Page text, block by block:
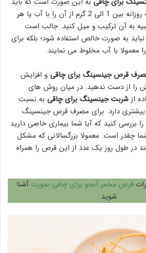
در طی 3 ماه به صورت روزانه بین 1 الی 2 گرم از آن را با آب یا هر
به آن ترکیب و میل کنید. جالب است
به صورت خالص استفاده شود؛ بلکه برای
معمولا با آب مخلوط می نمایند.
قرص جینسینگ برای چاقی و افزایش
را از دست ندهید. در میان روش های
از شربت جینسینگ برای چاقی به نسبت
بیشتری دارد. برای مصرف قرص جینسینگ
بررسی کنید که آیا شما بیماری خاصی دارید
چقدر است. معمولا بزرگسالانی که مشکل
در طول روز یک عدد از این قرص را همراه
قرص مخمر آبجو برای چاقی صورت آشنا
شوید